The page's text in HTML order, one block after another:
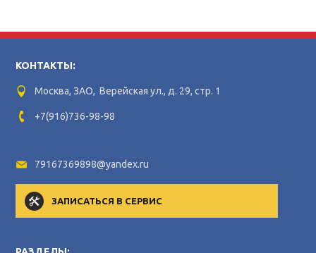
КОНТАКТЫ:
Москва, ЗАО, Верейская ул., д. 29, стр. 1
+7(916)736-98-98
79167369898@yandex.ru
ЗАПИСАТЬСЯ В СЕРВИС